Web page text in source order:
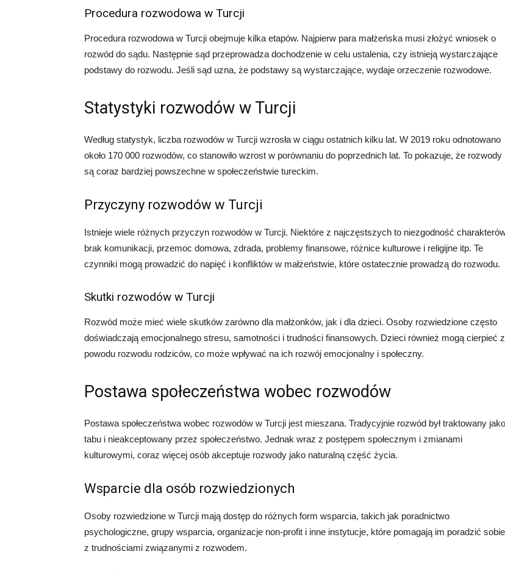
Procedura rozwodowa w Turcji
Procedura rozwodowa w Turcji obejmuje kilka etapów. Najpierw para małżeńska musi złożyć wniosek o
rozwód do sądu. Następnie sąd przeprowadza dochodzenie w celu ustalenia, czy istnieją wystarczające
podstawy do rozwodu. Jeśli sąd uzna, że podstawy są wystarczające, wydaje orzeczenie rozwodowe.
Statystyki rozwodów w Turcji
Według statystyk, liczba rozwodów w Turcji wzrosła w ciągu ostatnich kilku lat. W 2019 roku odnotowano
około 170 000 rozwodów, co stanowiło wzrost w porównaniu do poprzednich lat. To pokazuje, że rozwody
są coraz bardziej powszechne w społeczeństwie tureckim.
Przyczyny rozwodów w Turcji
Istnieje wiele różnych przyczyn rozwodów w Turcji. Niektóre z najczęstszych to niezgodność
brak komunikacji, przemoc domowa, zdrada, problemy finansowe, różnice kulturowe i religijne itp. Te
czynniki mogą prowadzić do napięć i konfliktów w małżeństwie, które ostatecznie prowadzą do rozwodu.
Skutki rozwodów w Turcji
Rozwód może mieć wiele skutków zarówno dla małżonków, jak i dla dzieci. Osoby rozwiedzione często
doświadczają emocjonalnego stresu, samotności i trudności finansowych. Dzieci również mogą cierpieć z
powodu rozwodu rodziców, co może wpływać na ich rozwój emocjonalny i społeczny.
Postawa społeczeństwa wobec rozwodów
Postawa społeczeństwa wobec rozwodów w Turcji jest mieszana. Tradycyjnie rozwód był traktowany jako
tabu i nieakceptowany przez społeczeństwo. Jednak wraz z postępem społecznym i zmianami
kulturowymi, coraz więcej osób akceptuje rozwody jako naturalną część życia.
Wsparcie dla osób rozwiedzionych
Osoby rozwiedzione w Turcji mają dostęp do różnych form wsparcia, takich jak poradnictwo
psychologiczne, grupy wsparcia, organizacje non-profit i inne instytucje, które pomagają im poradzić sobie
z trudnościami związanymi z rozwodem.